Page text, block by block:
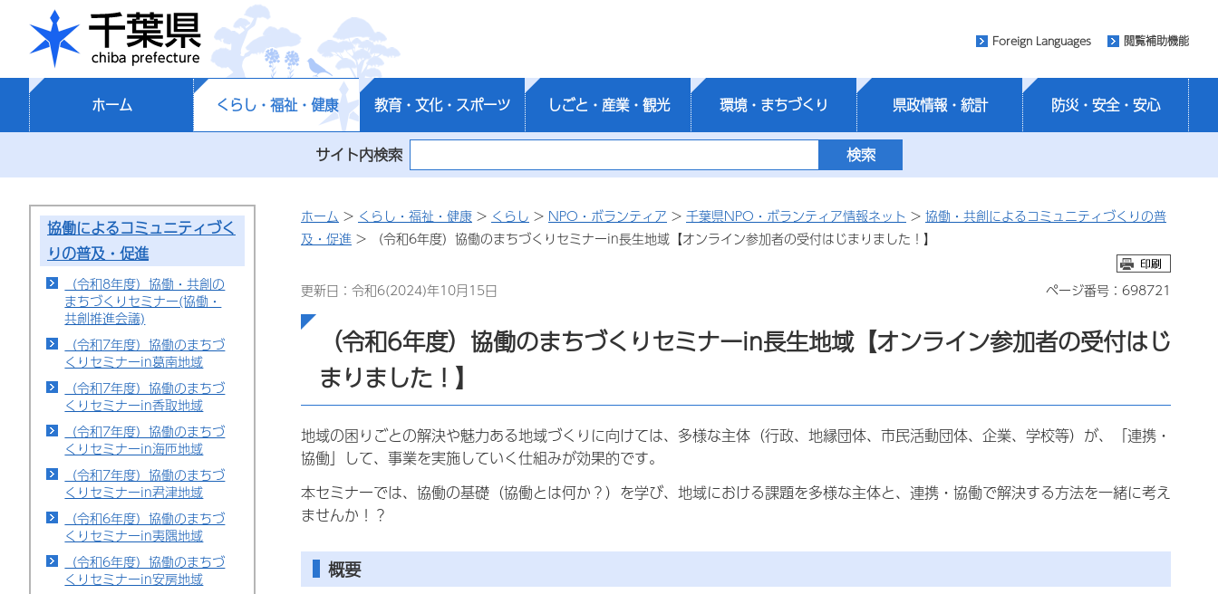
千葉県
Foreign Languages 閲覧補助機能
ホーム くらし・福祉・健康 教育・文化・スポーツ しごと・産業・観光 環境・まちづくり 県政情報・統計 防災・安全・安心
サイト内検索
協働によるコミュニティづく
りの普及・促進
（令和8年度）協働・共創の
まちづくりセミナー(協働・
共創推進会議)
（令和7年度）協働のまちづ
くりセミナーin葛南地域
（令和7年度）協働のまちづ
くりセミナーin香取地域
（令和7年度）協働のまちづ
くりセミナーin海匝地域
（令和7年度）協働のまちづ
くりセミナーin君津地域
（令和6年度）協働のまちづ
くりセミナーin夷隅地域
（令和6年度）協働のまちづ
くりセミナーin安房地域
ホーム > くらし・福祉・健康 > くらし > NPO・ボランティア > 千葉県NPO・ボランティア情報ネット > 協働・共創によるコミュニティづくりの普
及・促進 > （令和6年度）協働のまちづくりセミナーin長生地域【オンライン参加者の受付はじまりました！】
更新日：令和6(2024)年10月15日 ページ番号：698721
（令和6年度）協働のまちづくりセミナーin長生地域【オンライン参加者の受付はじ
まりました！】
地域の困り ごとの解決や魅力ある地域づくりに向けては、多様な主体（行政、地縁団体、市民活動団体、企業、学校等）が、
「連携・
協働」して、事業を実施していく仕組みが効果的です。
本セミナーでは、協働の基礎（協働とは何か？）を学び、地域における課題を多様な主体と、連携・協働で解決する方法を一緒に考え
ませんか！？
概要